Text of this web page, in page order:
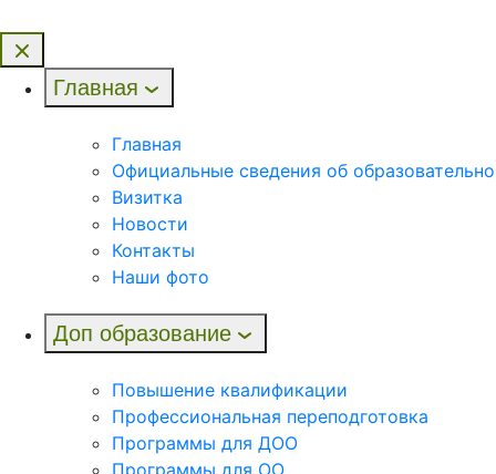
Главная
Главная
Официальные сведения об
Визитка
Новости
Контакты
Наши фото
Доп образование
Повышение квалификации
Профессиональная переподготовка
Программы для ДОО
Программы для ОО